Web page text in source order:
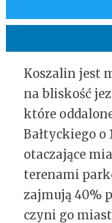
Koszalin jest
na bliskość
które
Bałtyckiego o
otaczające
terenami
zajmują 40%
czyni go